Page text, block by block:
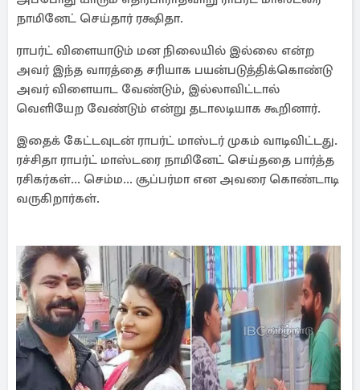
நாமினேட் செய்தார் ரக்ஷிதா.
ராபர்ட் விளையாடும் மன நிலையில் இல்லை என்ற
அவர் இந்த வாரத்தை சரியாக பயன்படுத்திக்கொண்டு
அவர் விளையாட வேண்டும், இல்லாவிட்டால்
வெளியேற வேண்டும் என்று தடாலடியாக கூறினார்.
இதைக் கேட்டவுடன் ராபர்ட் மாஸ்டர் முகம் வாடிவிட்டது.
ரச்சிதா ராபர்ட் மாஸ்டரை நாமினேட் செய்ததை பார்த்த
ரசிகர்கள்... செம்ம... சூப்பர்மா என அவரை கொண்டாடி
வருகிறார்கள்.